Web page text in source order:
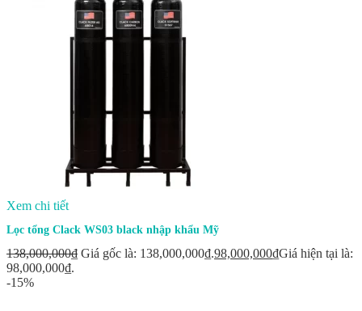
Xem chi tiết
Lọc tổng Clack WS03 black nhập khẩu Mỹ
138,000,000₫ Giá gốc là: 138,000,000₫.98,000,000₫Giá hiện tại là:
98,000,000₫.
-15%